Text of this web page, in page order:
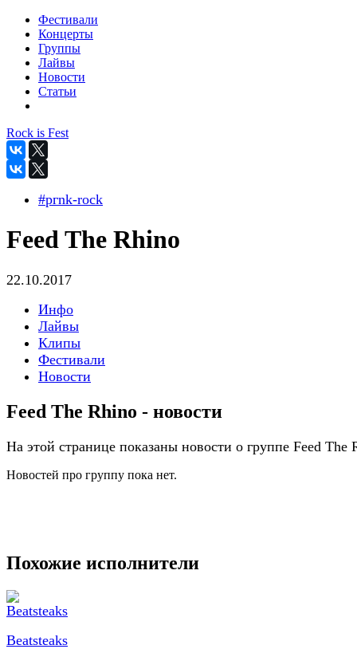
Фестивали
Концерты
Группы
Лайвы
Новости
Статьи
Rock is Fest
#pгnk-roсk
Feed The Rhino
22.10.2017
Инфо
Лайвы
Клипы
Фестивали
Новости
Feed The Rhino - новости
На этой странице показаны новости о группе Feed The
Новостей про группу пока нет.
Похожие исполнители
Beatsteaks